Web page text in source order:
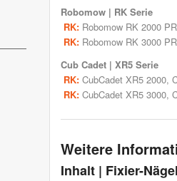
Robomow | RK Serie
RK: Robomow RK 2000
RK: Robomow RK 3000
Cub Cadet | XR5 Serie
RK: CubCadet XR5 2000,
RK: CubCadet XR5 3000,
Weitere
Inhalt | Fixier-